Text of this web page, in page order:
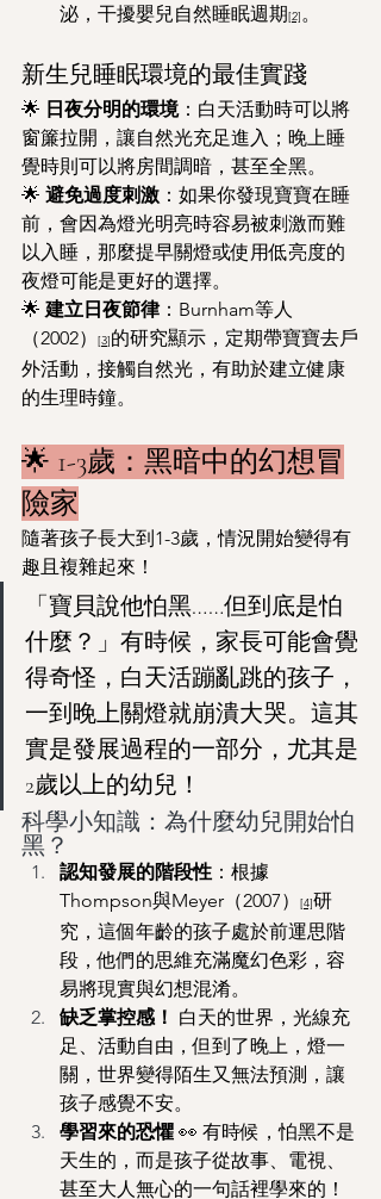
泌，干擾嬰兒自然睡眠週期[2]。
新生兒睡眠環境的最佳實踐
🌟 日夜分明的環境：白天活動時可以將
窗簾拉開，讓自然光充足進入；晚上睡
覺時則可以將房間調暗，甚至全黑。
🌟 避免過度刺激 ：如果你發現寶寶在睡
前，會因為燈光明亮時容易被刺激而難
以入睡，那麼提早關燈或使用低亮度的
夜燈可能是更好的選擇。
🌟 建立日夜節律：Burnham等人
（2002）
[3]的研究顯示，定期帶寶寶去戶
外活動，接觸自然光，有助於建立健康
的生理時鐘。
🌟 1-3歲：黑暗中的幻想冒
險家
隨著孩子長大到1-3歲，情況開始變得有
趣且複雜起來！
「寶貝說他怕黑……但到底是怕
什麼？」有時候，家長可能會覺
得奇怪，白天活蹦亂跳的孩子，
一到晚上關燈就崩潰大哭。這其
實是發展過程的一部分，尤其是
2歲以上的幼兒！
科學小知識：為什麼幼兒開始怕
黑？
認知發展的階段性 ：根據
Thompson與Meyer（2007）
[4]研
究，這個年齡的孩子處於前運思階
段，他們的思維充滿魔幻色彩，容
易將現實與幻想混淆。
缺乏掌控感！ 白天的世界，光線充
足、活動自由，但到了晚上，燈一
關，世界變得陌生又無法預測，讓
孩子感覺不安。
學習來的恐懼 👀 有時候，怕黑不是
天生的，而是孩子從故事、電視、
甚至大人無心的一句話裡學來的！